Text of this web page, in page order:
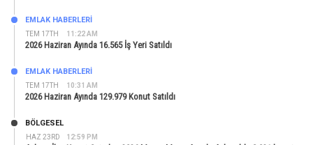
TEM 17TH 11:22 AM
EMLAK HABERLERI
2026 Haziran Ayında 16.565 İş Yeri Satıldı
TEM 17TH 10:31 AM
EMLAK HABERLERI
2026 Haziran Ayında 129.979 Konut Satıldı
HAZ 23RD 12:59 PM
BÖLGESEL